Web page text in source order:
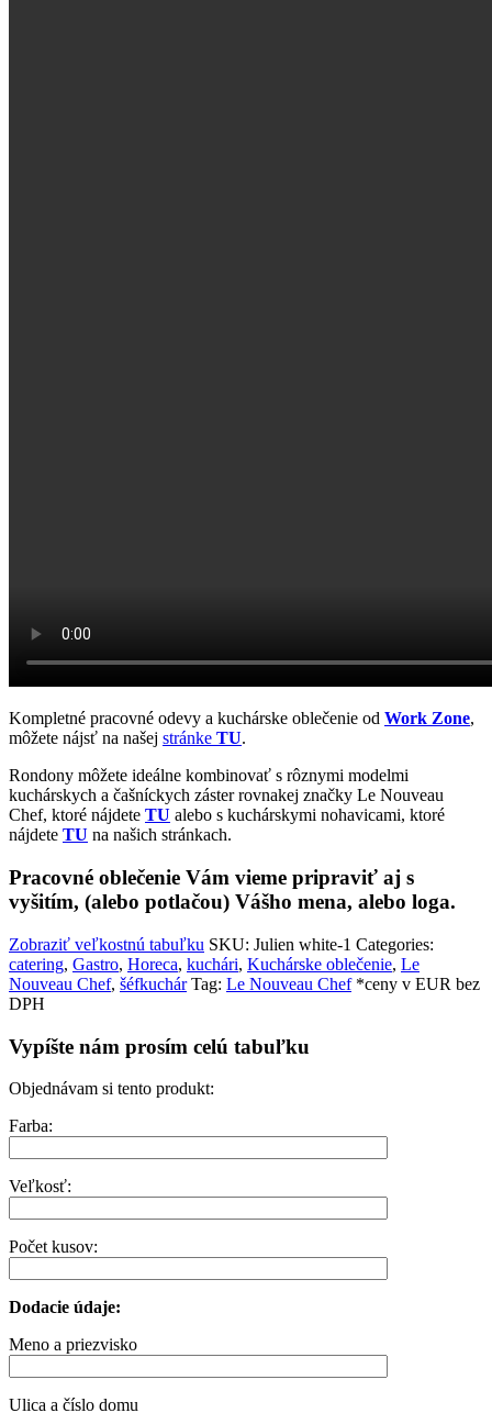
Kompletné pracovné odevy a kuchárske oblečenie od Work Zone,
môžete nájsť na našej stránke TU.
Rondony môžete ideálne kombinovať s rôznymi modelmi
kuchárskych a čašníckych záster rovnakej značky Le Nouveau
Chef, ktoré nájdete TU alebo s kuchárskymi nohavicami, ktoré
nájdete TU na našich stránkach.
Pracovné oblečenie Vám vieme pripraviť aj s
vyšitím, (alebo potlačou) Vášho mena, alebo loga.
Zobraziť veľkostnú tabuľku SKU: Julien white-1 Categories:
catering, Gastro, Horeca, kuchári, Kuchárske oblečenie, Le
Nouveau Chef, šéfkuchár Tag: Le Nouveau Chef*ceny v EUR bez
DPH
Vypíšte nám prosím celú tabuľku
Objednávam si tento produkt:
Farba:
Veľkosť:
Počet kusov:
Dodacie údaje:
Meno a priezvisko
Ulica a číslo domu